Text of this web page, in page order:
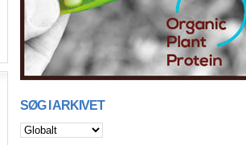
SØG I ARKIVET